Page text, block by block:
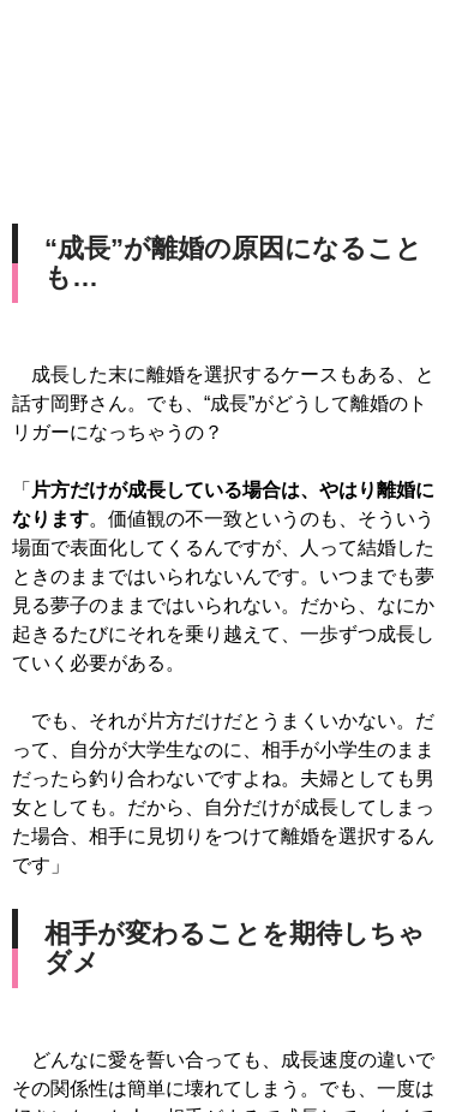
“成長”が離婚の原因になること
も…
成長した末に離婚を選択するケースもある、と
話す岡野さん。でも、“成長”がどうして離婚のト
リガーになっちゃうの？
「 片方だけが成長している場合は、やはり離婚に
なります。価値観の不一致というのも、そういう
場面で表面化してくるんですが、人って結婚した
ときのままではいられないんです。いつまでも夢
見る夢子のままではいられない。だから、なにか
起きるたびにそれを乗り越えて、一歩ずつ成長し
ていく必要がある。
でも、それが片方だけだとうまくいかない。だ
って、自分が大学生なのに、相手が小学生のまま
だったら釣り合わないですよね。夫婦としても男
女としても。だから、自分だけが成長してしまっ
た場合、相手に見切りをつけて離婚を選択するん
です」
相手が変わることを期待しちゃ
ダメ
どんなに愛を誓い合っても、成長速度の違いで
その関係性は簡単に壊れてしまう。でも、一度は